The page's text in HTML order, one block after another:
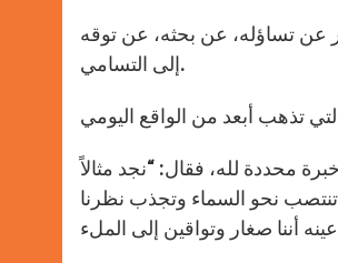
عن تساؤله، عن بحثه، عن توقه
إلى التسامي.
محددة لله، فقال: “نجد مثالاً
نحو السماء وتجذب نظرنا